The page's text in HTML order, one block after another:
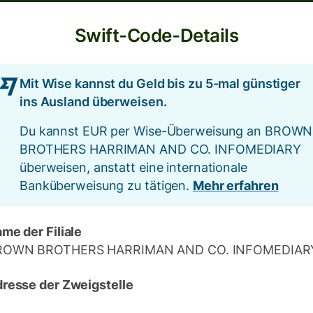
Swift-Code-Details
Mit Wise kannst du Geld bis zu 5-mal günstiger
ins Ausland überweisen.
Du kannst EUR per Wise-Überweisung an BROWN
BROTHERS HARRIMAN AND CO. INFOMEDIARY
überweisen, anstatt eine internationale
Banküberweisung zu tätigen. Mehr erfahren
der Filiale
BROTHERS HARRIMAN AND CO.
der Zweigstelle